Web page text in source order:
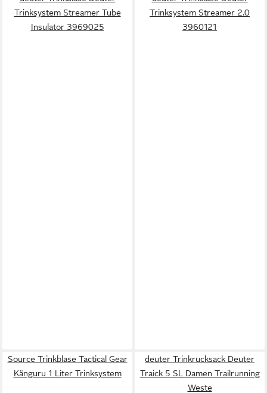
Trinksystem Streamer Tube
Insulator 3969025
Trinksystem Streamer 2.0
3960121
Source Trinkblase Tactical Gear
Känguru 1 Liter Trinksystem
deuter Trinkrucksack Deuter
Traick 5 SL Damen Trailrunning
Weste